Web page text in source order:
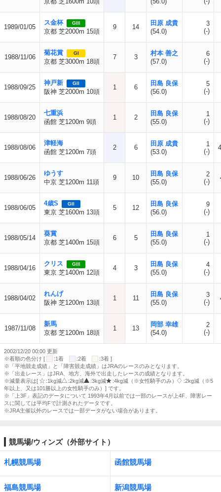
1989/01/05
ス金杯 GIII
京都 芝2000m 15頭
9 14
田原 成貴
(54.0)
3
(-)
1988/11/06
菊花賞 GI
京都 芝3000m 18頭
7 3
村本 善之
(57.0)
6
(-)
1988/09/25
神戸新 GII
阪神 芝2000m 10頭
1 6
田島 良保
(56.0)
5
(-)
1988/08/20
七重浜
函館 芝1200m 9頭
1 2
田島 良保
(55.0)
1
(-)
1988/08/06
津軽海
函館 芝1200m 7頭
2 6
田原 成貴
(53.0)
1
(-)
1988/06/26
ゆうす
中京 芝1200m 11頭
9 10
田島 良保
(55.0)
2
(-)
1988/06/05
4歳S GII
東京 芝1600m 13頭
5 12
田島 良保
(56.0)
9
(-)
1988/05/14
葵賞
京都 芝1400m 15頭
6 5
田島 良保
(55.0)
1
(-)
1988/04/16
クリス GIII
東京 芝1400m 12頭
4 3
田島 良保
(55.0)
4
(-)
1988/04/02
れんげ
阪神 芝1200m 13頭
1 11
田島 良保
(55.0)
3
(-)
1987/11/08
新馬
京都 芝1200m 18頭
1 13
岡部 幸雄
(54.0)
2
(-)
2002/12/20 00:00 更新
※着順の色分け [
:1着 :2着
:3着 ]
※「平地競走成績」と「障害競走成績」はJRAのレースのみとなります。
※「出走レース」はJRA、地方、海外で出走したレースの成績となります。
※減量表示は[
:1kg減 :2kg減 :3kg減 :4kg減（※女性騎手のみ）
:2kg減（※5
年以上、又は101勝以上の女性騎手のみ）] です。
※「上3F」表記のデータについて 1993年4月以前では一部のレースが上4F、障害レー
スに関しては平均Fで計測されたデータです。
※JRA主催以外のレースでは一部データがない場合があります。
競馬場/ウィンズ（外部サイト）
札幌競馬場 函館競馬場
福島競馬場 新潟競馬場